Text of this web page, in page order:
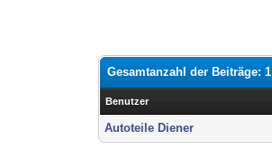
Gesamtanzahl der Beiträge: 1
Benutzer
Autoteile Diener